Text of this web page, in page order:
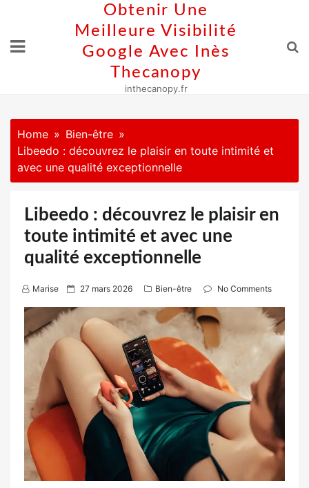
content
Obtenir Une
Meilleure Visibilité
Google Avec Inès
Thecanopy
inthecanopy.fr
Home
Bien-être
Libeedo : découvrez le plaisir en toute intimité et
avec une qualité exceptionnelle
Libeedo : découvrez le plaisir en
toute intimité et avec une
qualité exceptionnelle
Marise
P
o
t
27 mars 2026 Bien-être No Comments